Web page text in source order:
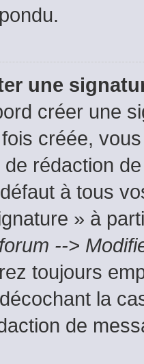
une
créer une
fois créée,
rédaction
à tous
» à
-->
toujours
la
de